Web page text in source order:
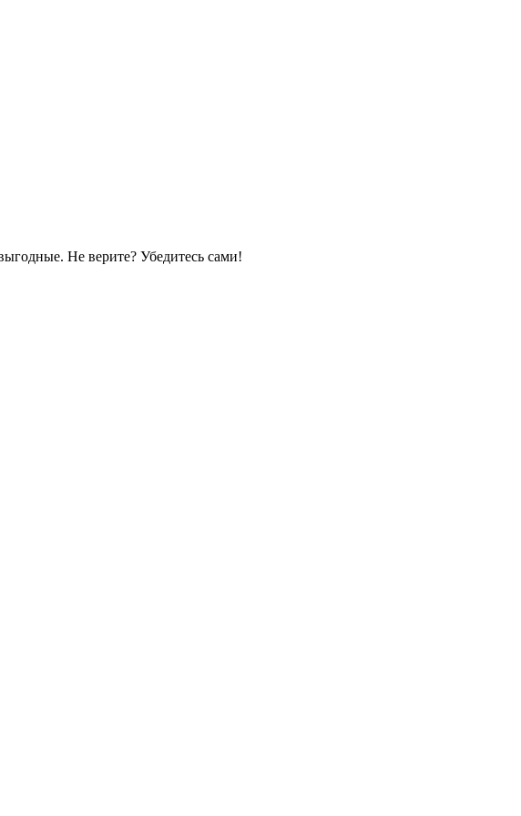
Не верите? Убедитесь сами!